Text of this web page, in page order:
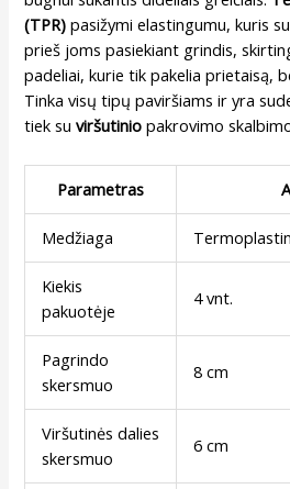
(TPR) pasižymi elastingumu, kuris
prieš joms pasiekiant grindis,
padeliai, kurie tik pakelia prietaisą,
Tinka visų tipų paviršiams ir yra
tiek suviršutinio pakrovimo
Parametras
Medžiaga
Kiekis
pakuotėje
4 vnt.
Pagrindo
skersmuo
8 cm
Viršutinės dalies
skersmuo
6 cm